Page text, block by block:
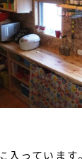
入っています